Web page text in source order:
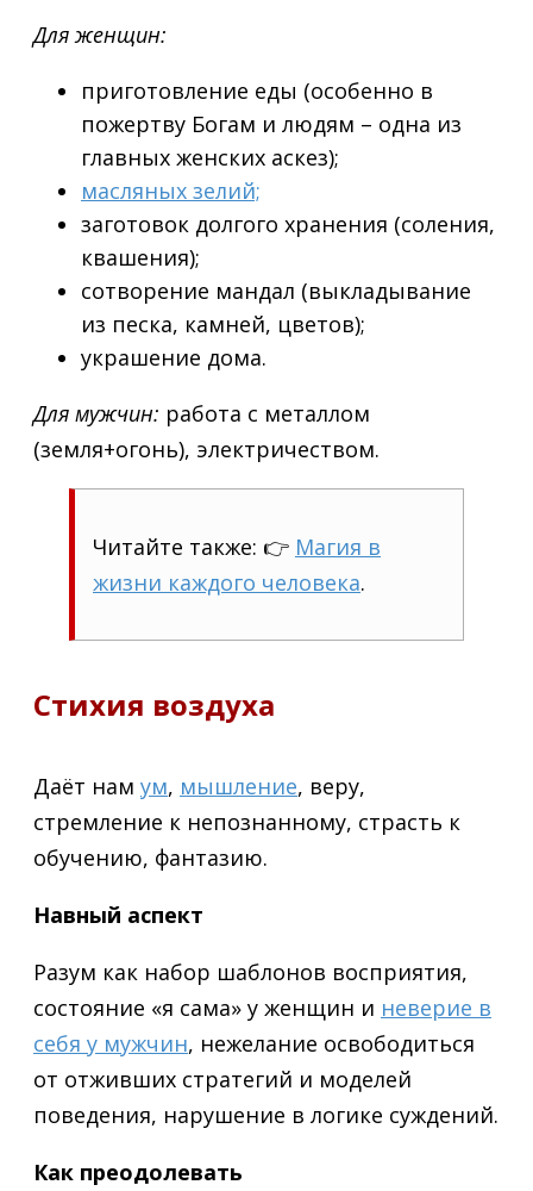
Для женщин:
приготовление еды (особенно в
пожертву Богам и людям – одна из
главных женских аскез);
масляных зелий;
заготовок долгого хранения (соления,
квашения);
сотворение мандал (выкладывание
из песка, камней, цветов);
украшение дома.
Для мужчин: работа с металлом
(земля+огонь), электричеством.
Читайте также: 👉 Магия в
жизни каждого человека.
Стихия воздуха
Даёт нам ум, мышление, веру,
стремление к непознанному, страсть к
обучению, фантазию.
Навный аспект
Разум как набор шаблонов восприятия,
состояние «я сама» у женщин и неверие в
себя у мужчин, нежелание освободиться
от отживших стратегий и моделей
поведения, нарушение в логике суждений.
Как преодолевать